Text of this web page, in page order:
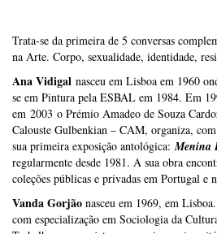
Trata-se da primeira de 5 conversas
na Arte. Corpo, sexualidade, identidade,
Ana Vidigal nasceu em Lisboa em 1960
se em Pintura pela ESBAL em 1984. Em
em 2003 o Prémio Amadeo de Souza
Calouste Gulbenkian – CAM, organiza,
sua primeira exposição antológica:Menina
regularmente desde 1981. A sua obra
coleções públicas e privadas em Portugal e
Vanda Gorjão nasceu em 1969, em Lisboa.
com especialização em Sociologia da